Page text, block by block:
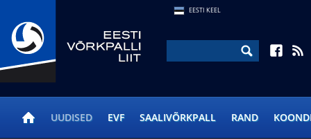
EESTI KEEL
UUDISED EVF SAALIVÕRKPALL RAND